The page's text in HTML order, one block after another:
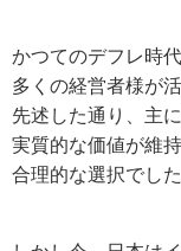
かつてのデフレ時代
多くの経営者様が
先述した通り、主
実質的な価値が維
合理的な選択でした